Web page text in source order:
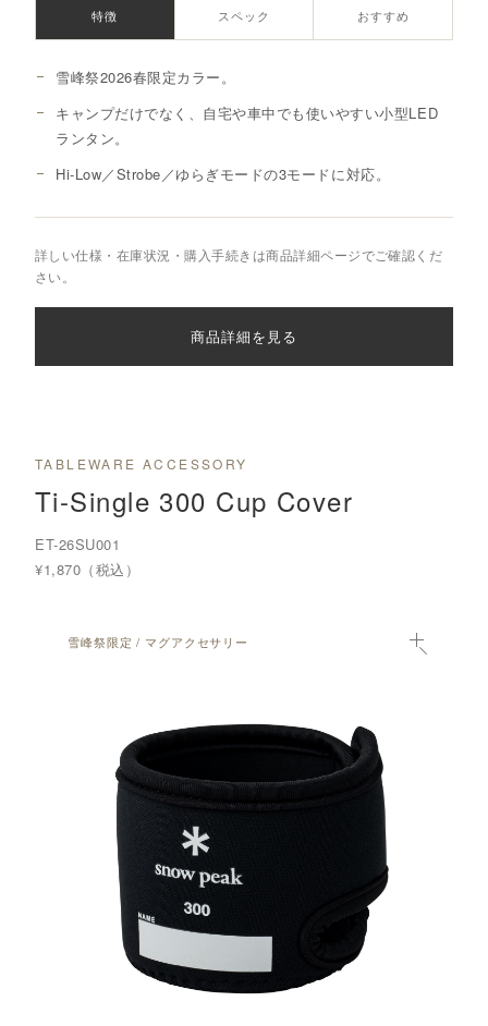
特徴 スペック おすすめ
雪峰祭2026春限定カラー。
キャンプだけでなく、自宅や車中でも使いやすい小型LED
ランタン。
Hi-Low／Strobe／ゆらぎモードの3モードに対応。
詳しい仕様・在庫状況・購入手続きは商品詳細ページでご確認くだ
さい。
商品詳細を見る
TABLEWARE ACCESSORY
Ti-Single 300 Cup Cover
ET-26SU001
¥1,870（税込）
雪峰祭限定 / マグアクセサリー